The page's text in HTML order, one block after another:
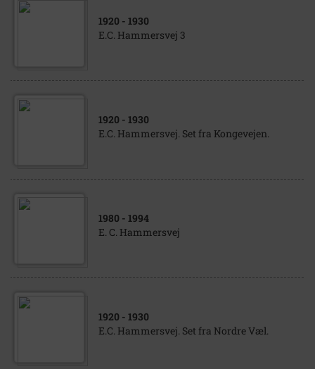
1920 - 1930
E.C. Hammersvej 3
1920 - 1930
E.C. Hammersvej. Set fra Kongevejen.
1980 - 1994
E. C. Hammersvej
1920 - 1930
E.C. Hammersvej. Set fra Nordre Væl.